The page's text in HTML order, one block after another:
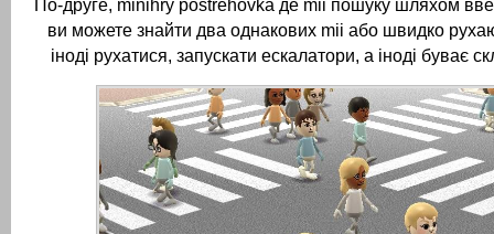
По-друге, minihry postřehovka де mii пошуку шляхом
ви можете знайти два однакових mii або швидко
іноді рухатися, запускати ескалатори, а іноді буває